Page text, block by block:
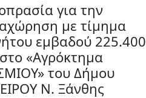
για την
με τίμημα
εμβαδού 225.400
«Αγρόκτημα
του Δήμου
Ν. Ξάνθης